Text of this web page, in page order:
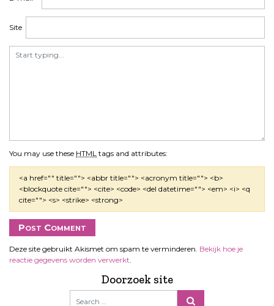
You may use these HTML tags and attributes:
<a href="" title=""> <abbr title=""> <acronym title=""> <b>
<blockquote cite=""> <cite> <code> <del datetime=""> <em> <i> <q
cite=""> <s> <strike> <strong>
Site
Deze site gebruikt Akismet om spam te verminderen. Bekijk hoe je
reactie gegevens worden verwerkt.
Doorzoek site